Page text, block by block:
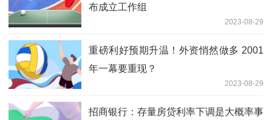
布成立工作组
2023-08-29
重磅利好预期升温！外资悄然做多 2001
年一幕要重现？
2023-08-29
招商银行：存量房贷利率下调是大概率事